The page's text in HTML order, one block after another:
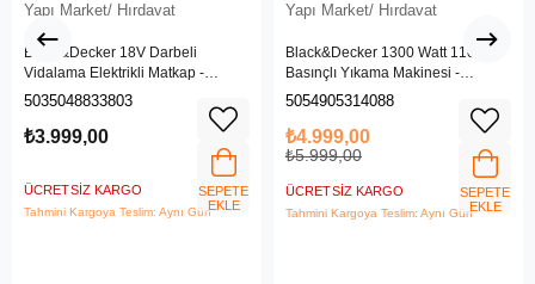
Yapı Market/ Hırdavat
Black&Decker 18V Darbeli
Vidalama Elektrikli Matkap -
BDCHD18SC1K-QW
5035048833803
₺3.999,00
ÜCRETSIZ KARGO
Tahmini Kargoya Teslim: Aynı Gün
SEPETE
EKLE
Yapı Market/ Hırdavat
Black&Decker 1300 Watt 110 Bar
Basınçlı Yıkama Makinesi -
(BEPW1300L-QS)
5054905314088
₺4.999,00
₺5.999,00
ÜCRETSIZ KARGO
Tahmini Kargoya Teslim: Aynı Gün
SEPETE
EKLE